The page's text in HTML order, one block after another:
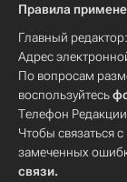
Правила
Главный редактор:
Адрес
По вопросам
воспользуйтесь
Телефон
Чтобы связаться
замеченных
связи.